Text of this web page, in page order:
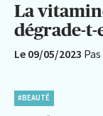
La
dégrade-
Le 09/05/2023
#BEAUTÉ